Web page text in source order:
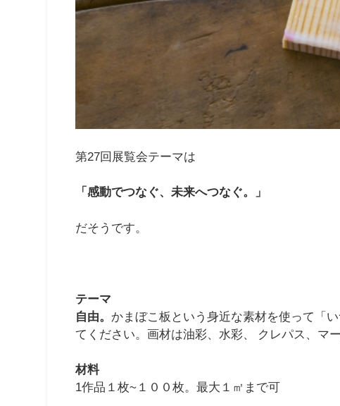
第27回展覧会テーマは
「感動でつなぐ、未来へつなぐ。」
だそうです。
テーマ
自由。 かまぼこ板という身近な素材を使って「
てください。画材は油彩、水彩、 クレパス、マ
材料
1作品１枚~１００枚。最大１㎡まで可